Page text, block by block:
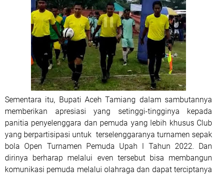
Sementara itu, Bupati Aceh Tamiang dalam sambutannya
memberikan apresiasi yang setinggi-tingginya kepada
panitia penyelenggara dan pemuda yang lebih khusus Club
yang berpartisipasi untuk terselenggaranya turnamen sepak
bola Open Turnamen Pemuda Upah I Tahun 2022. Dan
dirinya berharap melalui even tersebut bisa membangun
komunikasi pemuda melalui olahraga dan dapat terciptanya